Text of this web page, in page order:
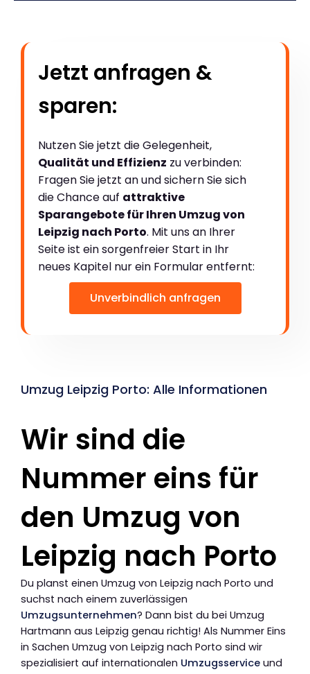
Jetzt anfragen &
sparen:
Nutzen Sie jetzt die Gelegenheit,
Qualität und Effizienz zu verbinden:
Fragen Sie jetzt an und sichern Sie sich
die Chance auf attraktive
Sparangebote für Ihren Umzug von
Leipzig nach Porto. Mit uns an Ihrer
Seite ist ein sorgenfreier Start in Ihr
neues Kapitel nur ein Formular entfernt:
Unverbindlich anfragen
Umzug Leipzig Porto: Alle Informationen
Wir sind die
Nummer eins für
den Umzug von
Leipzig nach Porto
Du planst einen Umzug von Leipzig nach Porto und
suchst nach einem zuverlässigen
Umzugsunternehmen? Dann bist du bei Umzug
Hartmann aus Leipzig genau richtig! Als Nummer Eins
in Sachen Umzug von Leipzig nach Porto sind wir
spezialisiert auf internationalen Umzugsservice und